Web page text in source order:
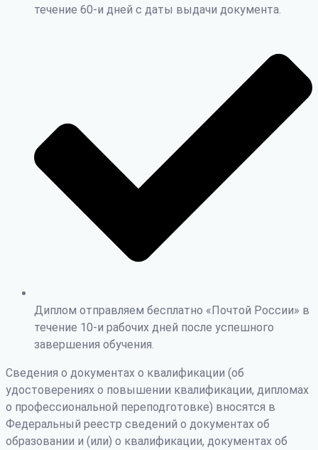
течение 60-и дней с даты выдачи документа.
Диплом отправляем бесплатно «Почтой России» в
течение 10-и рабочих дней после успешного
завершения обучения.
Сведения о документах о квалификации (об
удостоверениях о повышении квалификации, дипломах
о профессиональной переподготовке) вносятся в
Федеральный реестр сведений о документах об
образовании и (или) о квалификации, документах об